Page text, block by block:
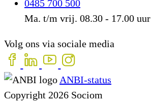
0485 700 500
Ma. t/m vrij. 08.30 - 17.00 uur
Volg ons via sociale media
ANBI-status
Copyright 2026 Sociom